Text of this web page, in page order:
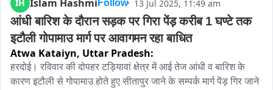
IH Islam Hashmi Follow 13 Jul 2025, 11:49 am
आंधी बारिश के दौरान सड़क पर गिरा पेंड़ करीब 1 घण्टे तक
इटौली गोपामाउ मार्ग पर आवागमन रहा बाधित
Atwa Kataiyn, Uttar Pradesh:
हरदोई। रविवार की दोपहर टड़ियावां क्षेत्र में आई तेज आंधी व बारिश के
कारण इटौली से गोपामाउ होते हुए सीतापुर जाने के सम्पर्क मार्ग पेंड़ गिर जाने